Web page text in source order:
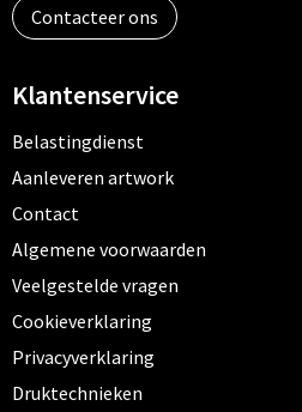
Contacteer ons
Klantenservice
Belastingdienst
Aanleveren artwork
Contact
Algemene voorwaarden
Veelgestelde vragen
Cookieverklaring
Privacyverklaring
Druktechnieken